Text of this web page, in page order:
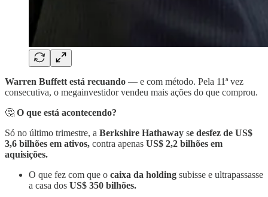
Warren Buffett está recuando — e com método. Pela 11ª vez
consecutiva, o megainvestidor vendeu mais ações do que comprou.
🤔 O que está acontecendo?
Só no último trimestre, a Berkshire Hathaway se desfez de US$
3,6 bilhões em ativos, contra apenas US$ 2,2 bilhões em
aquisições.
O que fez com que o caixa da holding subisse e ultrapassasse
a casa dos US$ 350 bilhões.